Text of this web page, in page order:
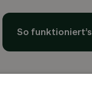
So funktioniert’s